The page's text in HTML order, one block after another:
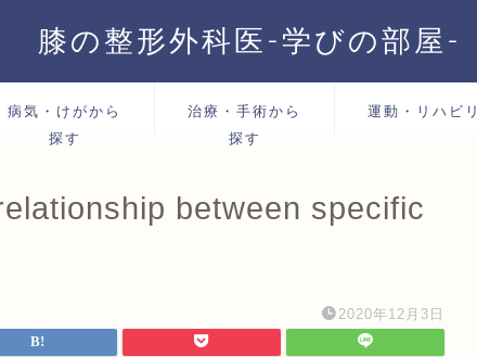
膝の整形外科医-学びの部屋-
病気・けがから
探す
治療・手術から
探す
運動・リハビリ
between specific
2020年12月3日